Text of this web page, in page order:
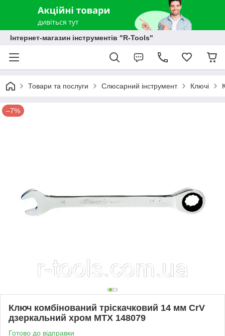
Інтернет-магазин інструментів "R-Tools"
Товари та послуги Слюсарний інструмент Ключі
–7%
Ключ комбінований тріскачковий 14 мм CrV
дзеркальний хром MTX 148079
Готово до відправки